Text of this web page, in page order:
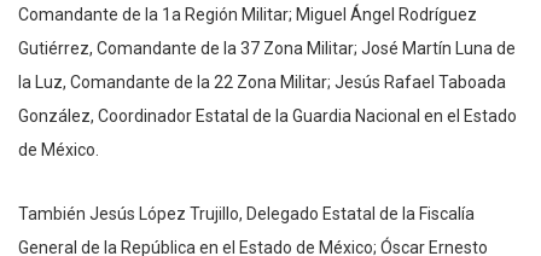
Comandante de la 1a Región Militar; Miguel Ángel Rodríguez
Gutiérrez, Comandante de la 37 Zona Militar; José Martín Luna de
la Luz, Comandante de la 22 Zona Militar; Jesús Rafael Taboada
González, Coordinador Estatal de la Guardia Nacional en el Estado
de México.
También Jesús López Trujillo, Delegado Estatal de la Fiscalía
General de la República en el Estado de México; Óscar Ernesto